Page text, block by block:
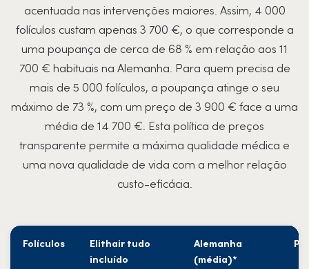
acentuada nas intervenções maiores. Assim, 4 000
folículos custam apenas 3 700 €, o que corresponde a
uma poupança de cerca de 68 % em relação aos 11
700 € habituais na Alemanha. Para quem precisa de
mais de 5 000 folículos, a poupança atinge o seu
máximo de 73 %, com um preço de 3 900 € face a uma
média de 14 700 €. Esta política de preços
transparente permite a máxima qualidade médica e
uma nova qualidade de vida com a melhor relação
custo-eficácia.
Folículos
Elithair tudo
incluído
Alemanha
(média)*